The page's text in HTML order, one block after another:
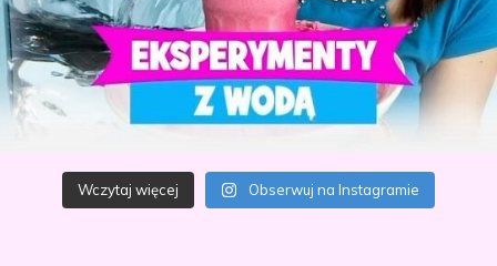
Wczytaj więcej Obserwuj na Instagramie